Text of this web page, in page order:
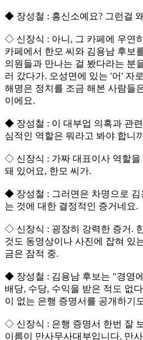
◆ 장성철 : 흥신소예요? 그런걸
◇ 신장식 : 아니, 그 카페에 우연
카페에서 한모 씨와 김용남 후보
의원들과 만나는 걸 봤다라는 분
러 갔다가. 오성면에 있는 '어' 자
해명은 정치를 조금 해본 사람들
이에요.
◆ 장성철 : 이 대부업 의혹과 관
심적인 역할은 뭐라고 봐야 합니
◇ 신장식 : 가짜 대표이사 역할을
돼 있어요, 한모 씨가.
◆ 장성철 : 그러면은 차명으로
는 것에 대한 결정적인 증거네요.
◇ 신장식 : 굉장히 강력한 증거.
것도 동영상이나 사진에 잡혀 있
금은 잠적 중.
◆ 장성철 : 김용남 후보는 "경영
배당, 수당, 수익을 받은 적도 없
이 없는 은행 증명서를 공개하기
◇ 신장식 : 은행 증명서 한번 잘
이름이 만사무사대부입니다. 만